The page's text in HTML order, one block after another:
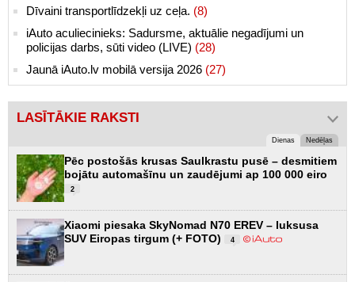
Dīvaini transportlīdzekļi uz ceļa. (8)
iAuto aculiecinieks: Sadursme, aktuālie negadījumi un
policijas darbs, sūti video (LIVE) (28)
Jaunā iAuto.lv mobilā versija 2026 (27)
LASĪTĀKIE RAKSTI
Dienas Nedēļas
Pēc postošās krusas Saulkrastu pusē – desmitiem
bojātu automašīnu un zaudējumi ap 100 000 eiro
2
Xiaomi piesaka SkyNomad N70 EREV – luksusa
SUV Eiropas tirgum (+ FOTO)
4